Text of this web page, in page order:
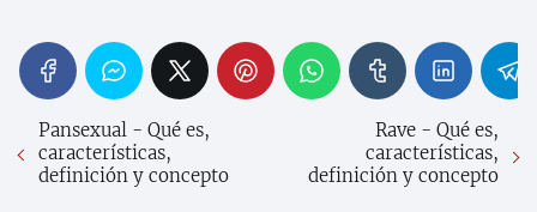
Pansexual - Qué es,
características,
definición y concepto
Rave - Qué es,
características,
definición y concepto